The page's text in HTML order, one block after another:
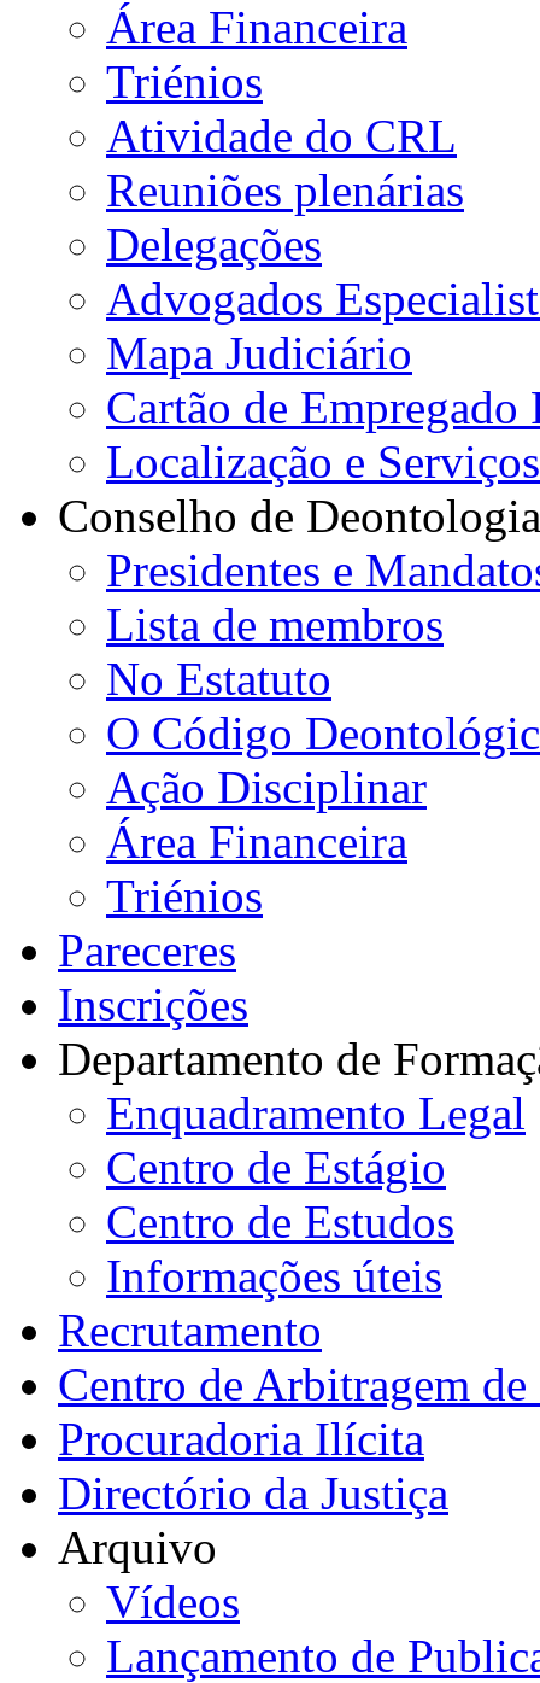
Área Financeira
Triénios
Atividade do CRL
Reuniões plenárias
Delegações
Advogados
Mapa Judiciário
Cartão de Empregado
Localização e
Conselho de Deontologia
Presidentes e
Lista de membros
No Estatuto
O Código
Ação Disciplinar
Área Financeira
Triénios
Pareceres
Inscrições
Departamento de
Enquadramento Legal
Centro de Estágio
Centro de Estudos
Informações úteis
Recrutamento
Centro de Arbitragem
Procuradoria Ilícita
Directório da Justiça
Arquivo
Vídeos
Lançamento de